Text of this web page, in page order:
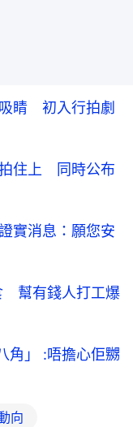
吸睛 初入行拍劇
住上 同時公布
實消息：願您安
幫有錢人打工爆
角」 :唔擔心佢嬲
向